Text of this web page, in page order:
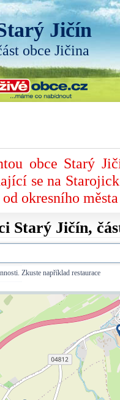
Jičín
obce Jičina
obce Starý
se na
okresního
Starý Jičín,
Zkuste například restaurace